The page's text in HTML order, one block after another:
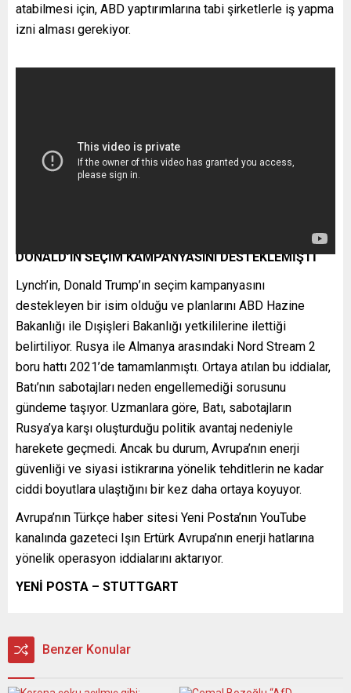
atabilmesi için, ABD yaptırımlarına tabi şirketlerle iş yapma
izni alması gerekiyor.
DONALD’IN SEÇİM KAMPANYASINI DESTEKLEMİŞTİ
Lynch’in, Donald Trump’ın seçim kampanyasını
destekleyen bir isim olduğu ve planlarını ABD Hazine
Bakanlığı ile Dışişleri Bakanlığı yetkililerine ilettiği
belirtiliyor. Rusya ile Almanya arasındaki Nord Stream 2
boru hattı 2021’de tamamlanmıştı. Ortaya atılan bu iddialar,
Batı’nın sabotajları neden engellemediği sorusunu
gündeme taşıyor. Uzmanlara göre, Batı, sabotajların
Rusya’ya karşı oluşturduğu politik avantaj nedeniyle
harekete geçmedi. Ancak bu durum, Avrupa’nın enerji
güvenliği ve siyasi istikrarına yönelik tehditlerin ne kadar
ciddi boyutlara ulaştığını bir kez daha ortaya koyuyor.
Avrupa’nın Türkçe haber sitesi Yeni Posta’nın YouTube
kanalında gazeteci Işın Ertürk Avrupa’nın enerji hatlarına
yönelik operasyon iddialarını aktarıyor.
YENİ POSTA – STUTTGART
Benzer Konular